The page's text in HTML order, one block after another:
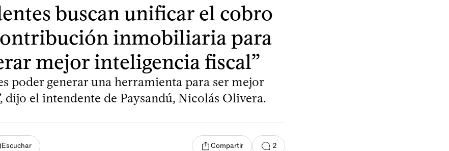
buscan unificar el cobro
inmobiliaria para
mejor inteligencia fiscal”
poder generar una herramienta para ser mejor
dijo el intendente de Paysandú, Nicolás Olivera.
Escuchar Compartir 2